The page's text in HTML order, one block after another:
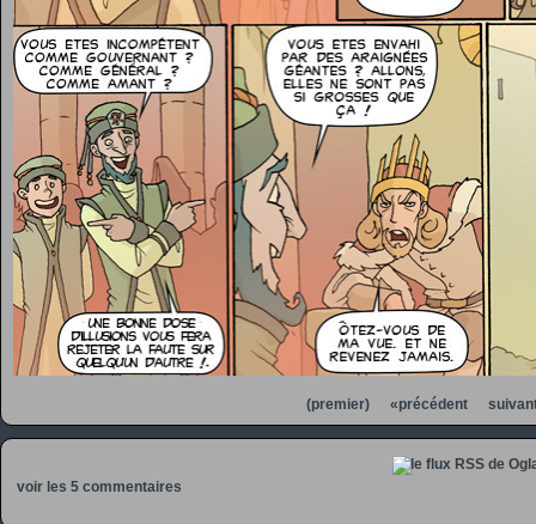
(premier) «précédent
voir les 5 commentaires